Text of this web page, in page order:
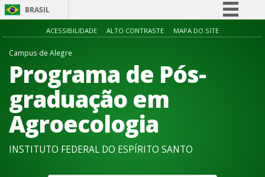
BRASIL
Simplifique!
Participe
Acesso à informação
ACESSIBILIDADE ALTO CONTRASTE MAPA DO SITE
Campus de Alegre
Programa de Pós-
graduação em
Agroecologia
INSTITUTO FEDERAL DO ESPÍRITO SANTO